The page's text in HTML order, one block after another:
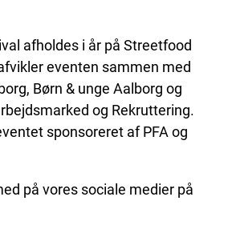
afholdes i år på Streetfood
eventen sammen med
Børn & unge Aalborg og
og Rekruttering.
sponsoreret af PFA og
på vores sociale medier på